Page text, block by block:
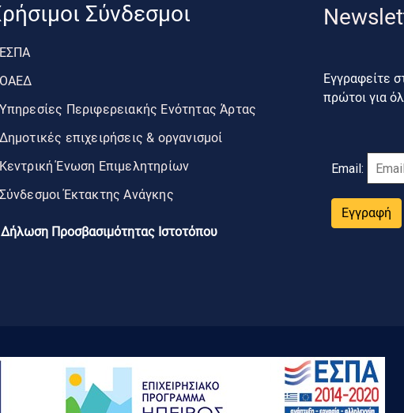
Σύνδεσμοι
Περιφερειακής Ενότητας Άρτας
επιχειρήσεις & οργανισμοί
Ένωση Επιμελητηρίων
Έκτακτης Ανάγκης
Δήλωση Προσβασιμότητας Ιστοτόπου
Εγγραφείτε
πρώτοι για
Email:
Εγγραφή